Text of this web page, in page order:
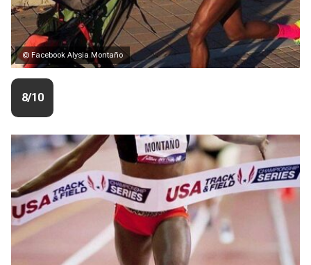
© Facebook Alysia Montaño
8/10